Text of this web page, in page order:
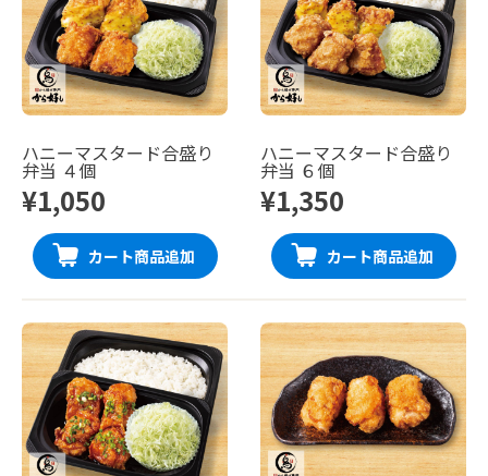
ハニーマスタード合盛り
弁当 ４個
¥1,050
カート商品追加
ハニーマスタード合盛り
弁当 ６個
¥1,350
カート商品追加